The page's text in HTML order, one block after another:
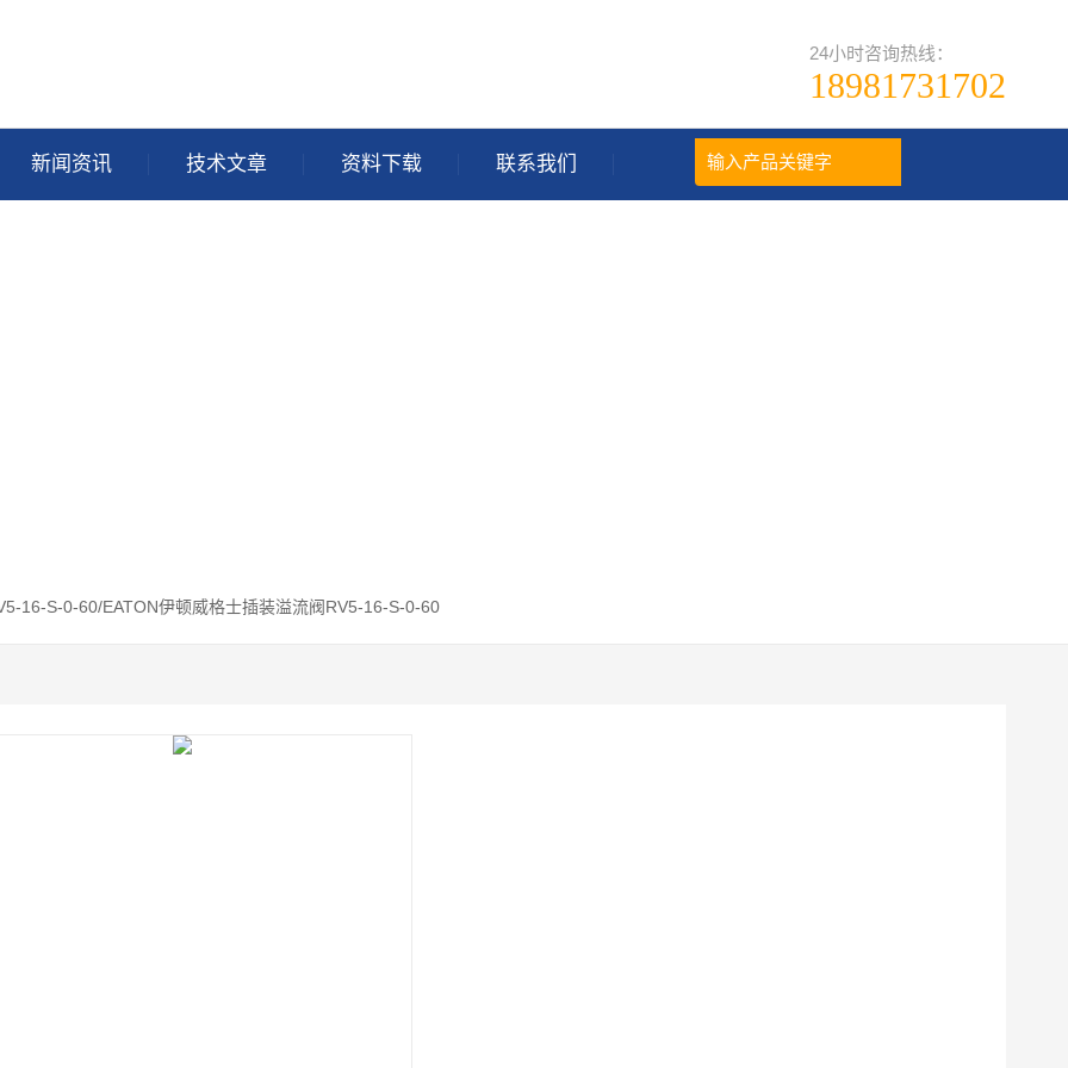
24小时咨询热线：
18981731702
新闻资讯 技术文章 资料下载 联系我们
16-S-0-60/EATON伊顿威格士插装溢流阀RV5-16-S-0-60